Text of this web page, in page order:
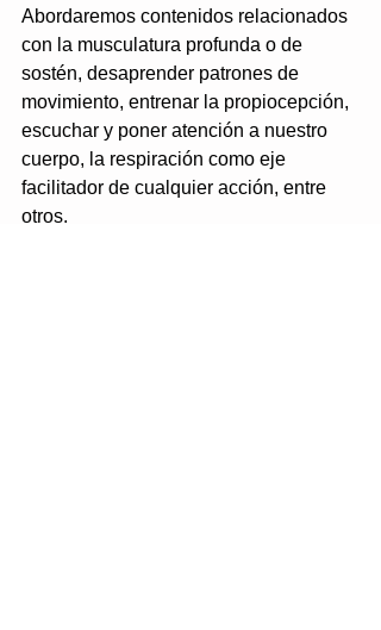
Abordaremos contenidos relacionados
con la musculatura profunda o de
sostén, desaprender patrones de
movimiento, entrenar la propiocepción,
escuchar y poner atención a nuestro
cuerpo, la respiración como eje
facilitador de cualquier acción, entre
otros.